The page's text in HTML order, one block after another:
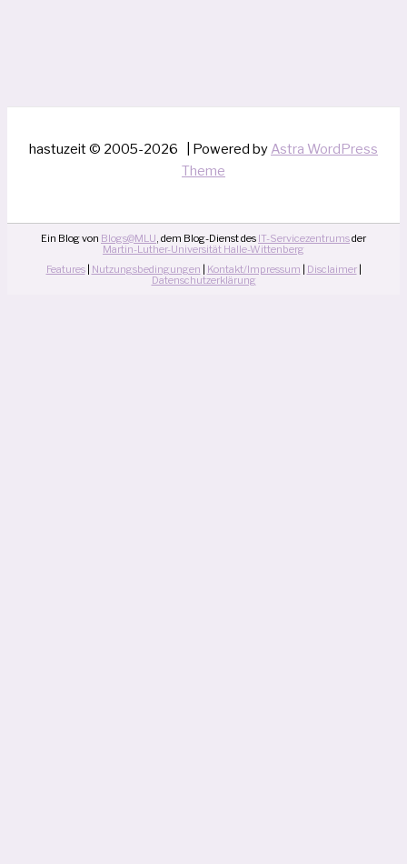
hastuzeit © 2005-2026 | Powered by Astra WordPress
Theme
Ein Blog von Blogs@MLU, dem Blog-Dienst des IT-Servicezentrumsder
Martin-Luther-Universität Halle-Wittenberg
Features| Nutzungsbedingungen Kontakt/Impressum Disclaimer|
Datenschutzerklärung